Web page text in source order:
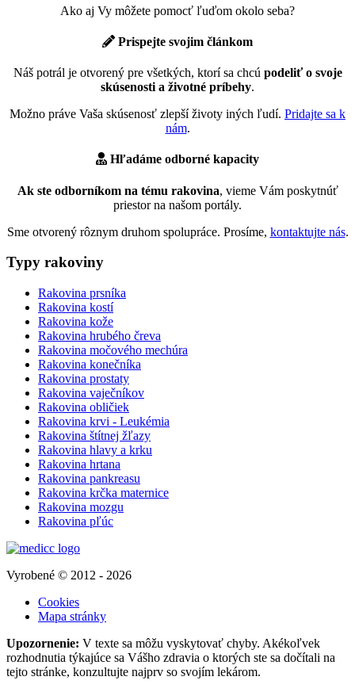
Ako aj Vy môžete pomocť ľuďom okolo seba?
Prispejte svojim článkom
Náš potrál je otvorený pre všetkých, ktorí sa chcú podeliť o svoje
skúsenosti a životné príbehy.
Možno práve Vaša skúsenosť zlepší životy iných ľudí. Pridajte sa k
nám.
Hľadáme odborné kapacity
Ak ste odborníkom na tému rakovina, vieme Vám poskytnúť
priestor na našom portály.
Sme otvorený rôznym druhom spolupráce. Prosíme, kontaktujte nás.
Typy rakoviny
Rakovina prsníka
Rakovina kostí
Rakovina kože
Rakovina hrubého čreva
Rakovina močového mechúra
Rakovina konečníka
Rakovina prostaty
Rakovina vaječníkov
Rakovina obličiek
Rakovina krvi - Leukémia
Rakovina štítnej žľazy
Rakovina hlavy a krku
Rakovina hrtana
Rakovina pankreasu
Rakovina krčka maternice
Rakovina mozgu
Rakovina pľúc
Vyrobené © 2012 - 2026
Cookies
Mapa stránky
Upozornenie: V texte sa môžu vyskytovať chyby. Akékoľvek
rozhodnutia týkajúce sa Vášho zdravia o ktorých ste sa dočítali na
tejto stránke, konzultujte najprv so svojím lekárom.